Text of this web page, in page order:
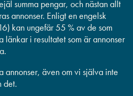
summa pengar, och nästan allt
annonser. Enligt en engelsk
kan ungefär 55 % av de som
i resultatet som är annonser
annonser, även om vi själva inte
det.